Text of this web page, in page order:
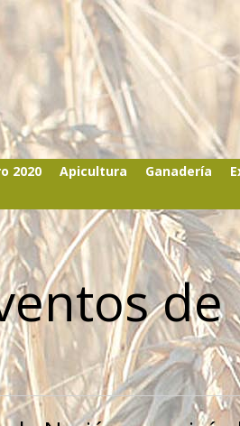
2020 Apicultura Ganadería
de